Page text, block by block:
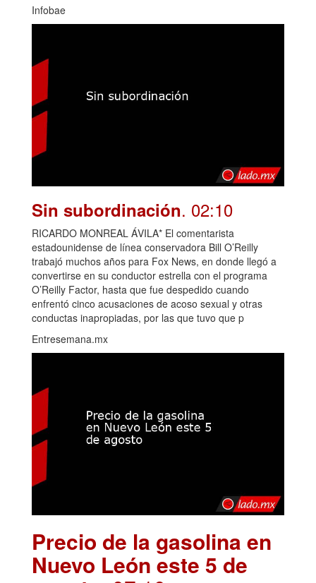
Infobae
Sin subordinación. 02:10
RICARDO MONREAL ÁVILA* El comentarista
estadounidense de línea conservadora Bill O’Reilly
trabajó muchos años para Fox News, en donde llegó a
convertirse en su conductor estrella con el programa
O’Reilly Factor, hasta que fue despedido cuando
enfrentó cinco acusaciones de acoso sexual y otras
conductas inapropiadas, por las que tuvo que p
Entresemana.mx
Precio de la gasolina en
Nuevo León este 5 de